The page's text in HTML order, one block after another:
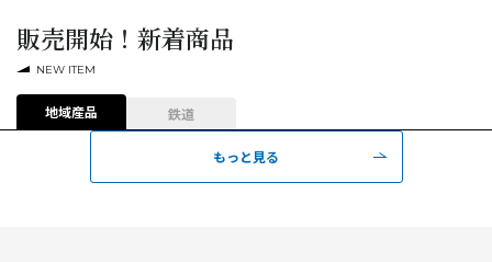
販売開始！新着商品
NEW ITEM
地域産品 鉄道
もっと見る